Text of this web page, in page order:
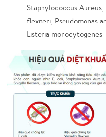
Staphylococcus
flexneri, Pseudomonas
Listeria monocytogenes